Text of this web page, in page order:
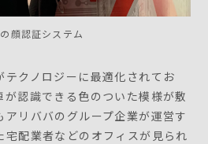
顔認証システム
クノロジーに最適化されてお
が認識できる色のついた模様が敷
リババのグループ企業が運営す
宅配業者などのオフィスが見られ